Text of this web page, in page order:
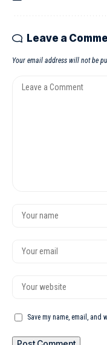
Leave a
Your email address will not be
Save my name, email, and